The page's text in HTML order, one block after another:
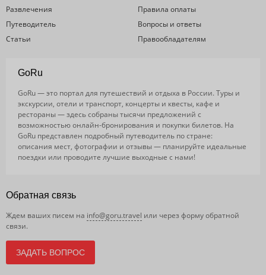
Развлечения
Путеводитель
Статьи
Правила оплаты
Вопросы и ответы
Правообладателям
GoRu
GoRu — это портал для путешествий и отдыха в России. Туры и
экскурсии, отели и транспорт, концерты и квесты, кафе и
рестораны — здесь собраны тысячи предложений с
возможностью онлайн-бронирования и покупки билетов. На
GoRu представлен подробный путеводитель по стране:
описания мест, фотографии и отзывы — планируйте идеальные
поездки или проводите лучшие выходные с нами!
Обратная связь
Ждем ваших писем на info@goru.travel или через форму обратной
связи.
ЗАДАТЬ ВОПРОС